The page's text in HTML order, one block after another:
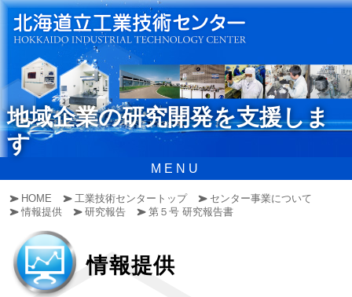
地域企業の研究開発を支援しま
す
MENU
HOME 工業技術センタートップ
センター事業について
情報提供
研究報告 第５号 研究報告書
情報提供